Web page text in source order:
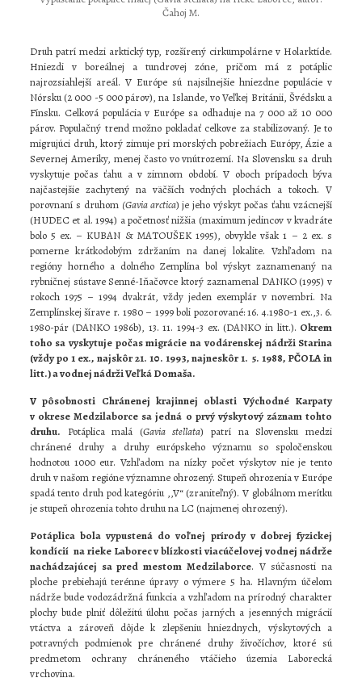
Čahoj M.
Druh patrí medzi arktický typ, rozšírený cirkumpolárne v Holarktíde.
Hniezdi v boreálnej a tundrovej zóne, pričom má z potáplic
najrozsiahlejší areál. V Európe sú najsilnejšie hniezdne populácie v
Nórsku (2 000 -5 000 párov), na Islande, vo Veľkej Británii, Švédsku a
Fínsku. Celková populácia v Európe sa odhaduje na 7 000 až 10 000
párov. Populačný trend možno pokladať celkove za stabilizovaný. Je to
migrujúci druh, ktorý zimuje pri morských pobrežiach Európy, Ázie a
Severnej Ameriky, menej často vo vnútrozemí. Na Slovensku sa druh
vyskytuje počas ťahu a v zimnom období. V oboch prípadoch býva
najčastejšie zachytený na väčších vodných plochách a tokoch. V
porovnaní s druhom (Gavia arctica) je jeho výskyt počas ťahu vzácnejší
(HUDEC et al. 1994) a početnosť nižšia (maximum jedincov v kvadráte
bolo 5 ex. – KUBAN & MATOUŠEK 1995), obvykle však 1 – 2 ex. s
pomerne krátkodobým zdržaním na danej lokalite. Vzhľadom na
regióny horného a dolného Zemplína bol výskyt zaznamenaný na
rybničnej sústave Senné-Iňačovce ktorý zaznamenal DANKO (1995) v
rokoch 1975 – 1994 dvakrát, vždy jeden exemplár v novembri. Na
Zemplínskej šírave r. 1980 – 1999 boli pozorované: 16. 4.1980-1 ex.,3. 6.
1980-pár (DANKO 1986b), 13. 11. 1994-3 ex. (DANKO in litt.). Okrem
toho sa vyskytuje počas migrácie na vodárenskej nádrži Starina
(vždy po 1 ex., najskôr 21. 10. 1993, najneskôr 1. 5. 1988, PČOLA in
litt.) a vodnej nádrži Veľká Domaša.
V pôsobnosti Chránenej krajinnej oblasti Východné Karpaty
v okrese Medzilaborce sa jedná o prvý výskytový záznam tohto
druhu. Potáplica malá (Gavia stellata) patrí na Slovensku medzi
chránené druhy a druhy európskeho významu so spoločenskou
hodnotou 1000 eur. Vzhľadom na nízky počet výskytov nie je tento
druh v našom regióne významne ohrozený. Stupeň ohrozenia v Európe
spadá tento druh pod kategóriu ,,V“ (zraniteľný). V globálnom merítku
je stupeň ohrozenia tohto druhu na LC (najmenej ohrozený).
Potáplica bola vypustená do voľnej prírody v dobrej fyzickej
kondícií na rieke Laborec v blízkosti viacúčelovej vodnej nádrže
nachádzajúcej sa pred mestom Medzilaborce. V súčasnosti na
ploche prebiehajú terénne úpravy o výmere 5 ha. Hlavným účelom
nádrže bude vodozádržná funkcia a vzhľadom na prírodný charakter
plochy bude plniť dôležitú úlohu počas jarných a jesenných migrácií
vtáctva a zároveň dôjde k zlepšeniu hniezdnych, výskytových a
potravných podmienok pre chránené druhy živočíchov, ktoré sú
predmetom ochrany chráneného vtáčieho územia Laborecká
vrchovina.